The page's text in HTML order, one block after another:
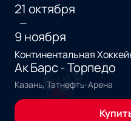
21 октября
—
9 ноября
Континентальная
Ак Барс - Торпедо
Казань, Татнефть-Арена